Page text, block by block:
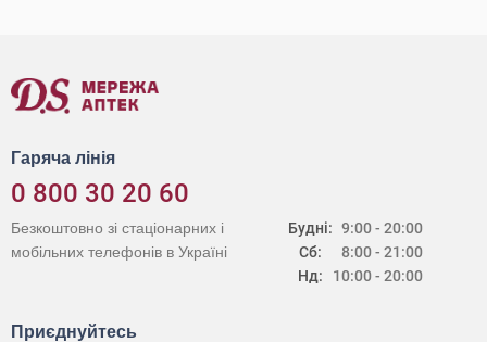
Гаряча лінія
0 800 30 20 60
Будні:
Сб:
Нд:
9:00 - 20:00
8:00 - 21:00
10:00 - 20:00
Безкоштовно зі стаціонарних і
мобільних телефонів в Україні
Приєднуйтесь